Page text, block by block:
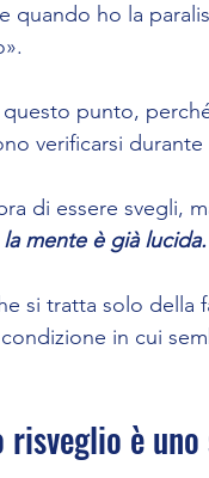
quando ho la
punto,
verificarsi durante
di essere svegli,
mente è già lucida.
si tratta solo della
in cui
è